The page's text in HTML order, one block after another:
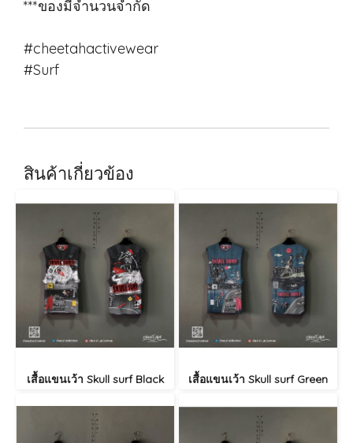
***ของมีจำนวนจำกัด
#cheetahactivewear
#Surf
สินค้าเกี่ยวข้อง
เสื้อแขนเว้า Skull surf Black เสื้อแขนเว้า Skull surf Green